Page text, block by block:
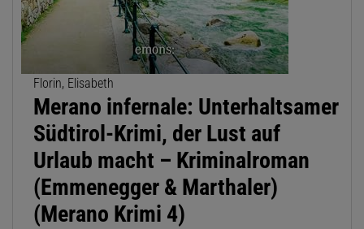
Florin, Elisabeth
Merano infernale: Unterhaltsamer
Südtirol-Krimi, der Lust auf
Urlaub macht – Kriminalroman
(Emmenegger & Marthaler)
(Merano Krimi 4)